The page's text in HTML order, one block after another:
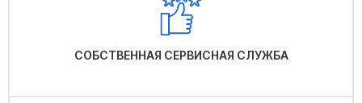
СОБСТВЕННАЯ СЕРВИСНАЯ СЛУЖБА